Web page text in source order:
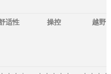
适性 操控 越野